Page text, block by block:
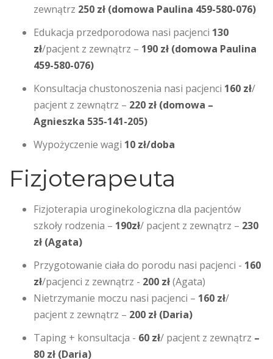
zewnątrz 250 zł (domowa Paulina 459-580-076)
Edukacja przedporodowa nasi pacjenci 130
zł/pacjent z zewnątrz – 190 zł (domowa Paulina
459-580-076)
Konsultacja chustonoszenia nasi pacjenci 160 zł/
pacjent z zewnątrz – 220 zł (domowa –
Agnieszka 535-141-205)
Wypożyczenie wagi 10 zł/doba
Fizjoterapeuta
Fizjoterapia uroginekologiczna dla pacjentów
szkoły rodzenia – 190zł/ pacjent z zewnątrz – 230
zł (Agata)
Przygotowanie ciała do porodu nasi pacjenci - 160
zł/pacjenci z zewnątrz - 200 zł(Agata)
Nietrzymanie moczu nasi pacjenci – 160 zł/
pacjent z zewnątrz – 200 zł (Daria)
Taping + konsultacja - 60 zł/ pacjent z zewnątrz –
80 zł (Daria)